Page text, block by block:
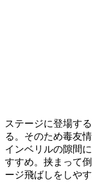
ステージに登場す
る。そのため毒友
インベリルの隙間
すすめ。挟まって
ージ飛ばしをしやす